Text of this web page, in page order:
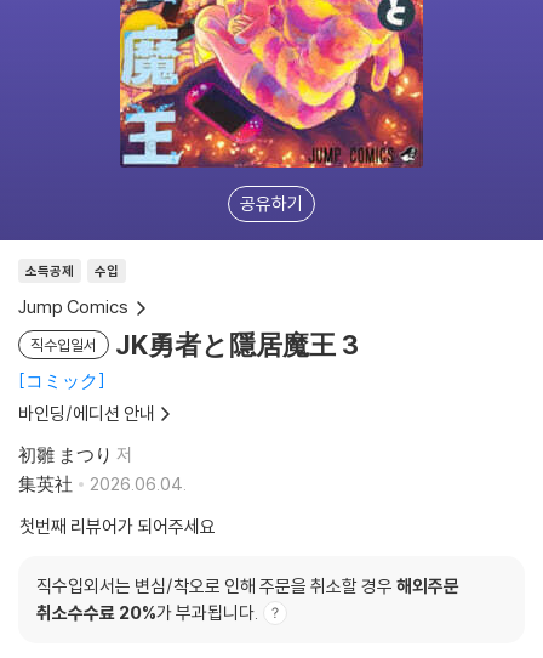
공유하기
소득공제 수입
Jump Comics
직수입일서 JK勇者と隱居魔王 3
コミック
바인딩/에디션 안내
初雛 まつり 저
集英社
2026.06.04.
첫번째 리뷰어가 되어주세요
직수입외서는 변심/착오로 인해 주문을 취소할 경우 해외주문
취소수수료 20%가 부과됩니다.